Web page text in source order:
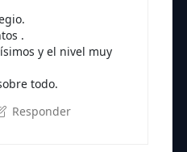
.
y el nivel muy
todo.
Responder